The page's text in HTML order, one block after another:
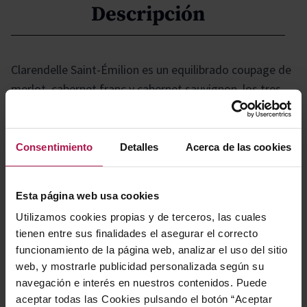
Consentimiento Detalles Acerca de las cookies
Esta página web usa cookies
Utilizamos cookies propias y de terceros, las cuales
tienen entre sus finalidades el asegurar el correcto
funcionamiento de la página web, analizar el uso del sitio
web, y mostrarle publicidad personalizada según su
navegación e interés en nuestros contenidos. Puede
aceptar todas las Cookies pulsando el botón “Aceptar
Descripción
Clarendelle Saint-Émilion es un equilibrado coupage de
merlot, cabernet franc y cabernet sauvignon, los tres
grandes clásicos de Burdeos. En copa revela el carácter
enigmático y seductor de Saint-Émilion, con un estilo
propio y reconocible, pensado para disfrutar sin
complicaciones. Se trata de un tinto ideal para
y la elegancia típica de la región.
Gastronomía